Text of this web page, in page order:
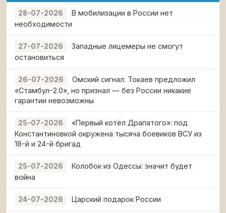
28-07-2026
В мобилизации в России нет
необходимости
27-07-2026
Западные лицемеры не смогут
остановиться
26-07-2026
Омский сигнал: Токаев предложил
«Стамбул-2.0», но признал — без России никакие
гарантии невозможны
25-07-2026
«Первый котёл Драпатого»: под
Константиновкой окружена тысяча боевиков ВСУ из
18-й и 24-й бригад
25-07-2026
Колобок из Одессы: значит будет
война
24-07-2026 Царский подарок России